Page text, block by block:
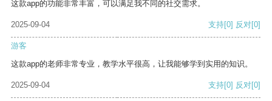
这款app的功能非常丰富，可以满足我不同的社交需求。
2025-09-04 支持[0] 反对[0]
游客
这款app的老师非常专业，教学水平很高，让我能够学到实用的知识。
2025-09-04 支持[0] 反对[0]